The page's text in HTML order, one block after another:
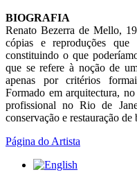
BIOGRAFIA
Renato Bezerra de Mello,
cópias e reproduções que
constituindo o que
que se refere à noção de
apenas por critérios
Formado em arquitectura,
profissional no Rio de
conservação e restauração de
Página do Artista